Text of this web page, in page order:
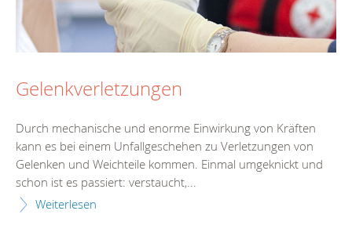
Gelenkverletzungen
Durch mechanische und enorme Einwirkung von Kräften
kann es bei einem Unfallgeschehen zu Verletzungen von
Gelenken und Weichteile kommen. Einmal umgeknickt und
schon ist es passiert: verstaucht,...
Weiterlesen